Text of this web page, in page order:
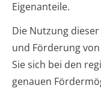
Eigenanteile.
Die Nutzung
und Förderung
Sie sich bei den
genauen